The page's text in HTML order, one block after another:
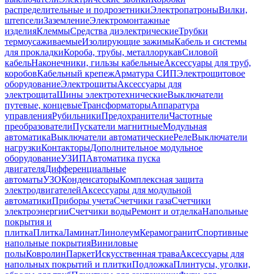
распределительные и подрозетникиЭлектропатроныВилки,
штепселиЗаземлениеЭлектромонтажные
изделияКлеммыСредства диэлектрическиеТрубки
термоусаживаемыеИзолирующие зажимыКабель и системы
для прокладкиКороба, трубы, металлорукавСиловой
кабельНаконечники, гильзы кабельныеАксессуары для труб,
коробовКабельный крепежАрматура СИПЭлектрощитовое
оборудованиеЭлектрощитыАксессуары для
электрощитаШины электротехническиеВыключатели
путевые, концевыеТрансформаторыАппаратура
управленияРубильникиПредохранителиЧастотные
преобразователиПускатели магнитныеМодульная
автоматикаВыключатели автоматическиеРелеВыключатели
нагрузкиКонтакторыДополнительное модульное
оборудованиеУЗИПАвтоматика пуска
двигателяДифференциальные
автоматыУЗОКонденсаторыКомплексная защита
электродвигателейАксессуары для модульной
автоматикиПриборы учетаСчетчики газаСчетчики
электроэнергииСчетчики водыРемонт и отделкаНапольные
покрытия и
плиткаПлиткаЛаминатЛинолеумКерамогранитСпортивные
напольные покрытияВиниловые
полыКовролинПаркетИскусственная траваАксессуары для
напольных покрытий и плиткиПодложкаПлинтусы, уголки,